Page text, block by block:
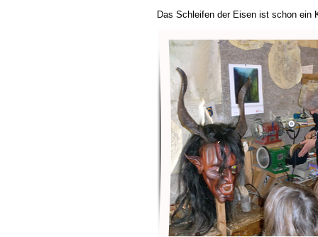
Das Schleifen der Eisen ist schon ein